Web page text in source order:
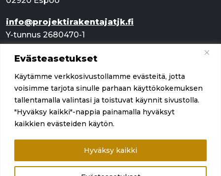
Evästeasetukset
Käytämme verkkosivustollamme evästeitä, jotta
voisimme tarjota sinulle parhaan käyttökokemuksen
tallentamalla valintasi ja toistuvat käynnit sivustolla.
"Hyväksy kaikki"-nappia painamalla hyväksyt
kaikkien evästeiden käytön.
Hyväksy kaikki
info@projektirakentajatjk.fi
Y-tunnus 2680470-1
Pikalinkit
Palvelut
Referenssit
Yritys